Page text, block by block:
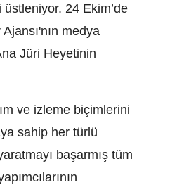
24 Ekim’de
medya
Jüri Heyetinin
ve izleme biçimlerini
sahip her türlü
başarmış tüm